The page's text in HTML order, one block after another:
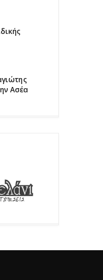
Ασέα